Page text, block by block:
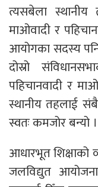
त्यसबेला
माओवादी र
आयोगका सदस्य
दोस्रो
पहिचानवादी र
स्थानीय तहलाई
स्वतः कमजोर बन्यो ।
आधारभूत शिक्षाको
जलविद्युत